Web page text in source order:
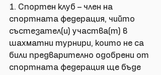
1. Спортен клуб – член на
спортната федерация, чийто
състезател(и) участва(т) в
шахматни турнири, които не са
били предварително одобрени от
спортната федерация ще бъде